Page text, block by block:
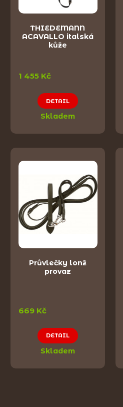
THIEDEMANN
ACAVALLO italská
kůže
1 455 Kč
DETAIL
Skladem
Průvlečky lonž
provaz
669 Kč
DETAIL
Skladem